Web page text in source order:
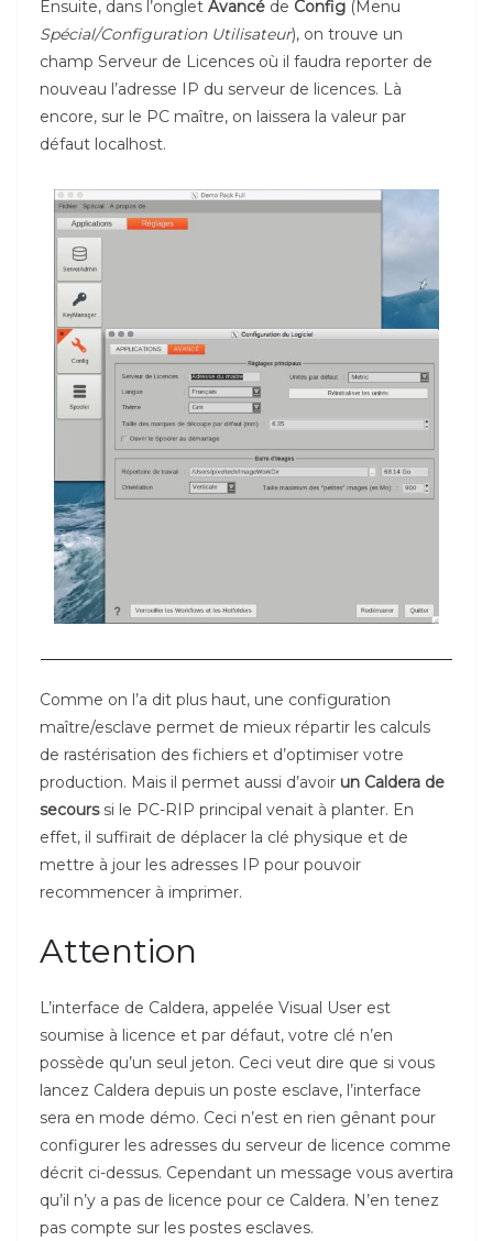
Ensuite, dans l’onglet Avancé de Config (Menu
Spécial/Configuration Utilisateur), on trouve un
champ Serveur de Licences où il faudra reporter de
nouveau l’adresse IP du serveur de licences. Là
encore, sur le PC maître, on laissera la valeur par
défaut localhost.
Comme on l’a dit plus haut, une configuration
maître/esclave permet de mieux répartir les calculs
de rastérisation des fichiers et d’optimiser votre
production. Mais il permet aussi d’avoir un Caldera de
secourssi le PC-RIP principal venait à planter. En
effet, il suffirait de déplacer la clé physique et de
mettre à jour les adresses IP pour pouvoir
recommencer à imprimer.
Attention
L’interface de Caldera, appelée Visual User est
soumise à licence et par défaut, votre clé n’en
possède qu’un seul jeton. Ceci veut dire que si vous
lancez Caldera depuis un poste esclave, l’interface
sera en mode démo. Ceci n’est en rien gênant pour
configurer les adresses du serveur de licence comme
décrit ci-dessus. Cependant un message vous avertira
qu’il n’y a pas de licence pour ce Caldera. N’en tenez
pas compte sur les postes esclaves.